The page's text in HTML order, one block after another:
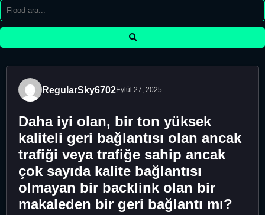
RegularSky6702Eylül 27, 2025
Daha iyi olan, bir ton yüksek
kaliteli geri bağlantısı olan ancak
trafiği veya trafiğe sahip ancak
çok sayıda kalite bağlantısı
olmayan bir backlink olan bir
makaleden bir geri bağlantı mı?